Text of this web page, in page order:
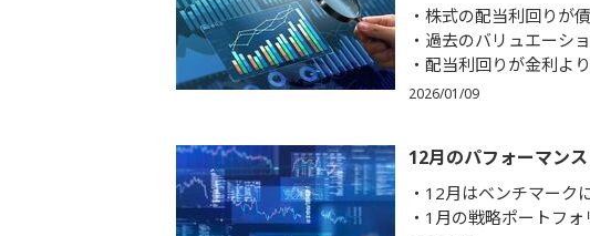
株式の配当利回りが
過去のバリュエーシ
配当利回りが金利よ
2026/01/09
12月のパフォーマン
12月はベンチマーク
1月の戦略ポートフォ